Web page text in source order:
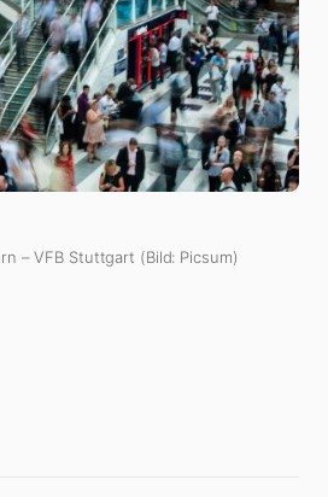
– VFB Stuttgart (Bild: Picsum)